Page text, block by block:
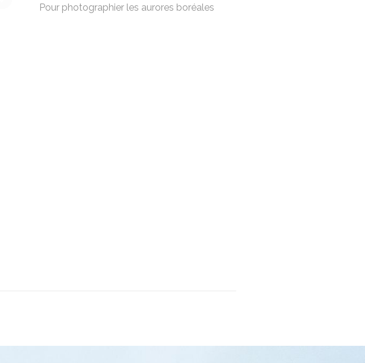
Pour photographier les aurores boréales